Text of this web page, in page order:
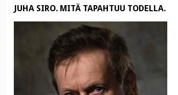
JUHA SIRO. MITÄ TAPAHTUU TODELLA.